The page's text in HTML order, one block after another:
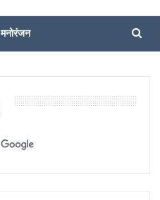
मनोरंजन